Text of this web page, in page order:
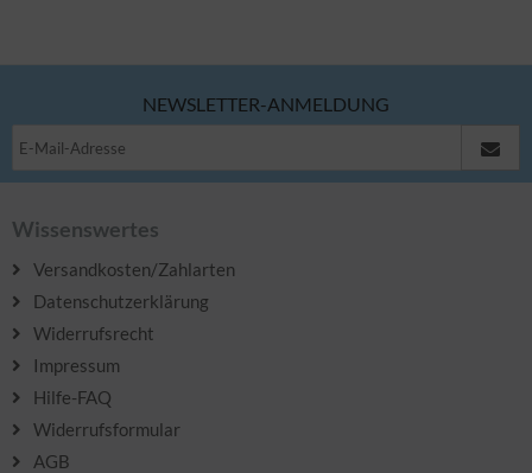
NEWSLETTER-ANMELDUNG
Wissenswertes
Versandkosten/Zahlarten
Datenschutzerklärung
Widerrufsrecht
Impressum
Hilfe-FAQ
Widerrufsformular
AGB